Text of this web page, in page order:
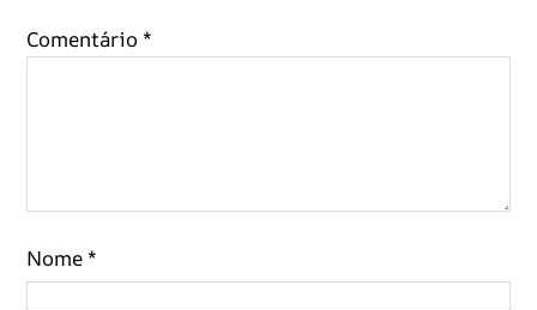
Comentário *
Nome *